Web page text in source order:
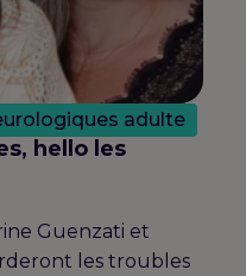
adulte
hello les
Guenzati et
les troubles